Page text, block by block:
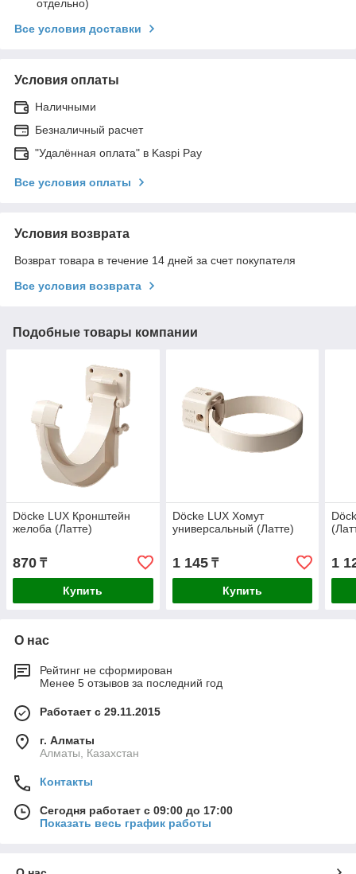
отдельно)
Все условия доставки
Условия оплаты
Наличными
Безналичный расчет
"Удалённая оплата" в Kaspi Pay
Все условия оплаты
Условия возврата
Возврат товара в течение 14 дней за счет покупателя
Все условия возврата
Подобные товары компании
Döcke LUX Кронштейн
желоба (Латте)
870 ₸
Купить
Döcke LUX Хомут
универсальный (Латте)
1 145₸
Купить
1
О нас
Рейтинг не сформирован
Менее 5 отзывов за последний год
Работает с 29.11.2015
г. Алматы
Алматы, Казахстан
Контакты
Сегодня работает с 09:00 до 17:00
Показать весь график работы